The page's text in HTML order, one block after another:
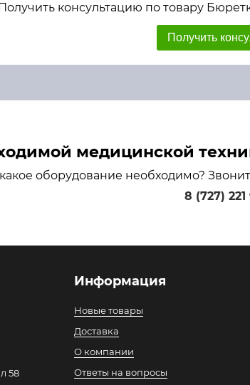
консультацию по товару
Получить
медицинской
оборудование необходимо?
8 (727) 221
58
Информация
Новые товары
Доставка
О компании
Ответы на вопросы